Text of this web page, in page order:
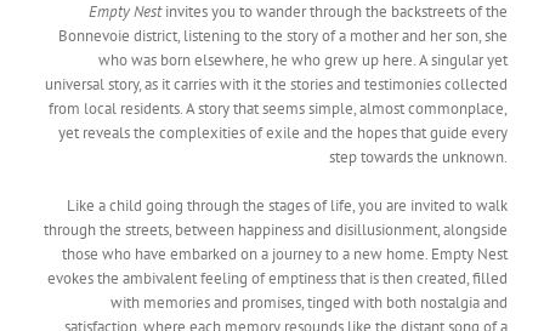
Empty Nestinvites you to wander through the backstreets of the
Bonnevoie district, listening to the story of a mother and her son, she
who was born elsewhere, he who grew up here. A singular yet
universal story, as it carries with it the stories and testimonies collected
from local residents. A story that seems simple, almost commonplace,
yet reveals the complexities of exile and the hopes that guide every
step towards the unknown.
Like a child going through the stages of life, you are invited to walk
through the streets, between happiness and disillusionment, alongside
those who have embarked on a journey to a new home. Empty Nest
evokes the ambivalent feeling of emptiness that is then created, filled
with memories and promises, tinged with both nostalgia and